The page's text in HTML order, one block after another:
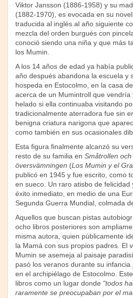
Viktor Jansson (1886-1958) y su
(1882-1970), es evocada en su
traducida al inglés al año siguiente
mezcla del orden burgués con
conoció siendo una niña y que más
los Mumin.
A los 14 años de edad ya había
año después abandona la escuela y
hospeda en Estocolmo, en la casa
acerca de un Mumintroll que
helado si ella continuaba visitando
tradicionalmente aterradora fue sin
benigna criatura narigona que
como también en sus ocasionales
Esta figura finalmente alcanzó su
resto de su familia en Småtrollen
översvämningen (Los Mumin y el
publicó en 1945 y fue escrito, como
en sueco. Un raro atisbo de
éxito inmediato, en medio de una
Segunda Guerra Mundial, colmada
Aquellos que buscan pistas
ocho libros posteriores son
misma autora, quien públicamente
la Mamá con sus propios padres. El
Mumin se asemeja al paisaje
pasó los veranos durante su infancia
en el archipiélago de Estocolmo.
libros como un lugar donde "todos
raramente se preocupaban por el